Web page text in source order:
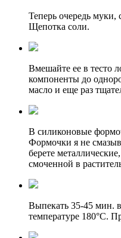
Теперь очередь
Щепотка соли.
Вмешайте ее в тесто
компоненты до
масло и еще раз
В силиконовые
Формочки я не
берете
смоченной в
Выпекать 35-45 мин.
температуре 180°C.